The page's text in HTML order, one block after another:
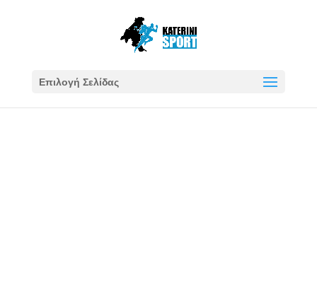
Επιλογή Σελίδας